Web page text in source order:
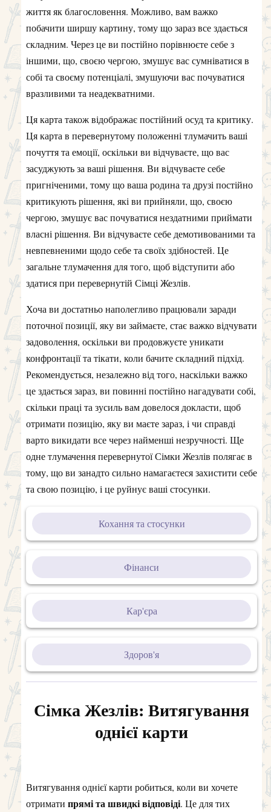
життя як благословення. Можливо, вам важко
побачити ширшу картину, тому що зараз все здається
складним. Через це ви постійно порівнюєте себе з
іншими, що, своєю чергою, змушує вас сумніватися в
собі та своєму потенціалі, змушуючи вас почуватися
вразливими та неадекватними.
Ця карта також відображає постійний осуд та критику.
Ця карта в перевернутому положенні тлумачить ваші
почуття та емоції, оскільки ви відчуваєте, що вас
засуджують за ваші рішення. Ви відчуваєте себе
пригніченими, тому що ваша родина та друзі постійно
критикують рішення, які ви прийняли, що, своєю
чергою, змушує вас почуватися нездатними приймати
власні рішення. Ви відчуваєте себе демотивованими та
невпевненими щодо себе та своїх здібностей. Це
загальне тлумачення для того, щоб відступити або
здатися при перевернутій Сімці Жезлів.
Хоча ви достатньо наполегливо працювали заради
поточної позиції, яку ви займаєте, стає важко відчувати
задоволення, оскільки ви продовжуєте уникати
конфронтації та тікати, коли бачите складний підхід.
Рекомендується, незалежно від того, наскільки важко
це здається зараз, ви повинні постійно нагадувати собі,
скільки праці та зусиль вам довелося докласти, щоб
отримати позицію, яку ви маєте зараз, і чи справді
варто викидати все через найменші незручності. Ще
одне тлумачення перевернутої Сімки Жезлів полягає в
тому, що ви занадто сильно намагаєтеся захистити себе
та свою позицію, і це руйнує ваші стосунки.
Кохання та стосунки
Фінанси
Кар'єра
Здоров'я
Сімка Жезлів: Витягування
однієї карти
Витягування однієї карти робиться, коли ви хочете
отримати прямі та швидкі відповіді. Це для тих